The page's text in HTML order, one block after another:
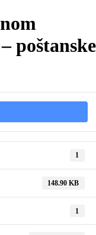
poštanske
1
148.90 KB
1